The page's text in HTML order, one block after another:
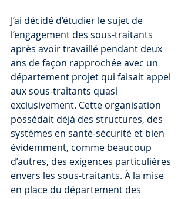
J’ai décidé d’étudier le sujet de
l’engagement des sous-traitants
après avoir travaillé pendant deux
ans de façon rapprochée avec un
département projet qui faisait appel
aux sous-traitants quasi
exclusivement. Cette organisation
possédait déjà des structures, des
systèmes en santé-sécurité et bien
évidemment, comme beaucoup
d’autres, des exigences particulières
envers les sous-traitants. À la mise
en place du département des